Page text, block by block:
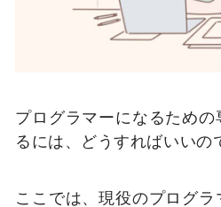
プログラマーになるため
るには、どうすればいいの
ここでは、現役のプログ